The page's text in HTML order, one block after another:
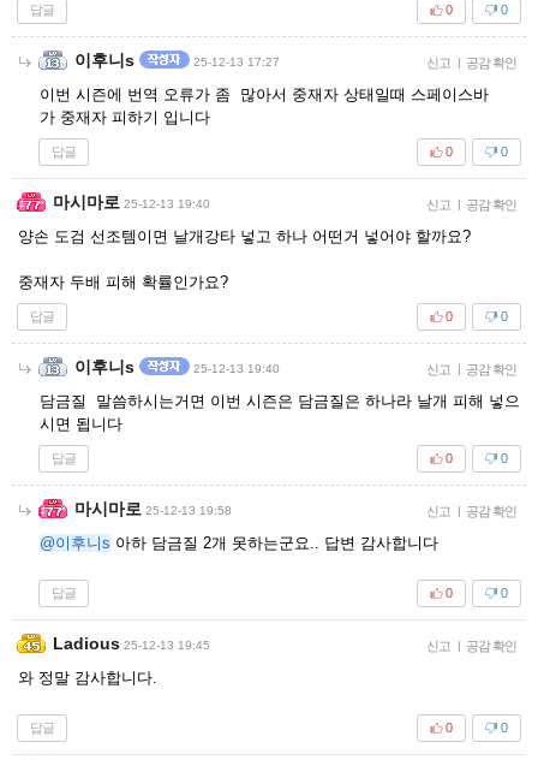
답글 0
0
이후니s 25-12-13 17:27 신고 | 공감 확인
이번 시즌에 번역 오류가 좀 많아서 중재자 상태일때 스페이스바
가 중재자 피하기 입니다
답글 0
0
마시마로 25-12-13 19:40 신고 | 공감 확인
양손 도검 선조템이면 날개강타 넣고 하나 어떤거 넣어야 할까요?
중재자 두배 피해 확률인가요?
답글 0
0
이후니s 25-12-13 19:40 신고 | 공감 확인
담금질 말씀하시는거면 이번 시즌은 담금질은 하나라 날개 피해 넣으
시면 됩니다
답글 0
0
마시마로 25-12-13 19:58 신고 | 공감 확인
@이후니s 아하 담금질 2개 못하는군요.. 답변 감사합니다
답글 0
0
Ladious 25-12-13 19:45 신고 | 공감 확인
와 정말 감사합니다.
답글 0
0